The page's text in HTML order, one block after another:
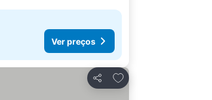
Ver preços
Partilhar
Adicionar aos favoritos